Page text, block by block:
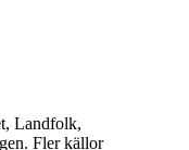
Landfolk,
Fler källor